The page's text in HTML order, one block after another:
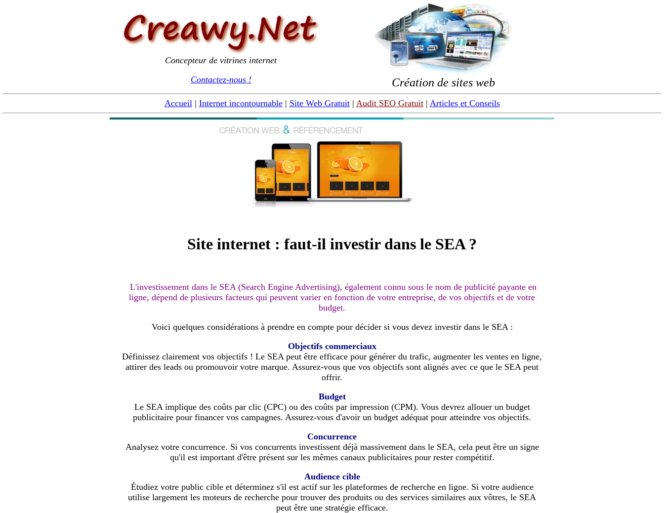
Concepteur de vitrines internet
Contactez-nous !
Création de sites web
Accueil| Internet incontournable| Site Web Gratuit| Audit SEO Gratuit| Articles et Conseils
Site internet : faut-il investir dans le SEA ?
L'investissement dans le SEA (Search Engine Advertising), également connu sous le nom de publicité payante en
ligne, dépend de plusieurs facteurs qui peuvent varier en fonction de votre entreprise, de vos objectifs et de votre
budget.
Voici quelques considérations à prendre en compte pour décider si vous devez investir dans le SEA :
Objectifs commerciaux
Définissez clairement vos objectifs ! Le SEA peut être efficace pour générer du trafic, augmenter les ventes en ligne,
attirer des leads ou promouvoir votre marque. Assurez-vous que vos objectifs sont alignés avec ce que le SEA peut
offrir.
Budget
Le SEA implique des coûts par clic (CPC) ou des coûts par impression (CPM). Vous devrez allouer un budget
publicitaire pour financer vos campagnes. Assurez-vous d'avoir un budget adéquat pour atteindre vos objectifs.
Concurrence
Analysez votre concurrence. Si vos concurrents investissent déjà massivement dans le SEA, cela peut être un signe
qu'il est important d'être présent sur les mêmes canaux publicitaires pour rester compétitif.
Audience cible
Étudiez votre public cible et déterminez s'il est actif sur les plateformes de recherche en ligne. Si votre audience
utilise largement les moteurs de recherche pour trouver des produits ou des services similaires aux vôtres, le SEA
peut être une stratégie efficace.